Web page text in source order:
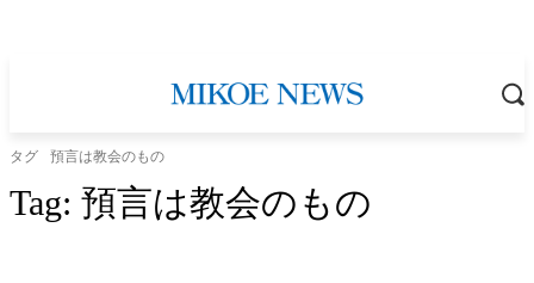
タグ 預言は教会のもの
Tag: 預言は教会のもの